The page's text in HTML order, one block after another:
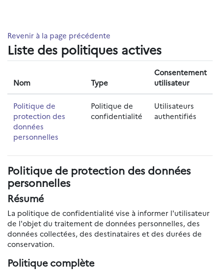
Revenir à la page précédente
Liste des politiques actives
Nom Type
Consentement
utilisateur
Politique de
protection des
données
personnelles
Politique de
confidentialité
Utilisateurs
authentifiés
Politique de protection des données
personnelles
Résumé
La politique de confidentialité vise à informer l'utilisateur
de l'objet du traitement de données personnelles, des
données collectées, des destinataires et des durées de
conservation.
Politique complète